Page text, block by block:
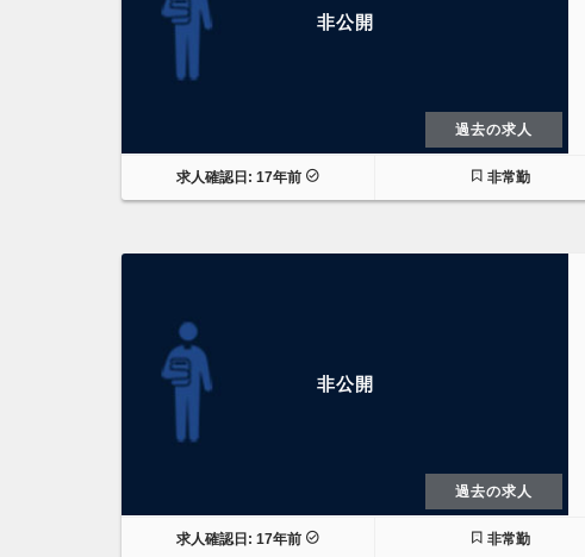
非公開
過去の求人
求人確認日: 17年前 非常勤
非公開
過去の求人
求人確認日: 17年前 非常勤